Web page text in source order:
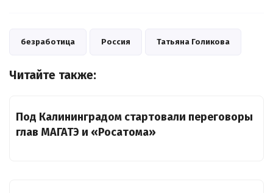
безработица Россия Татьяна Голикова
Читайте также:
Под Калининградом стартовали переговоры
глав МАГАТЭ и «Росатома»